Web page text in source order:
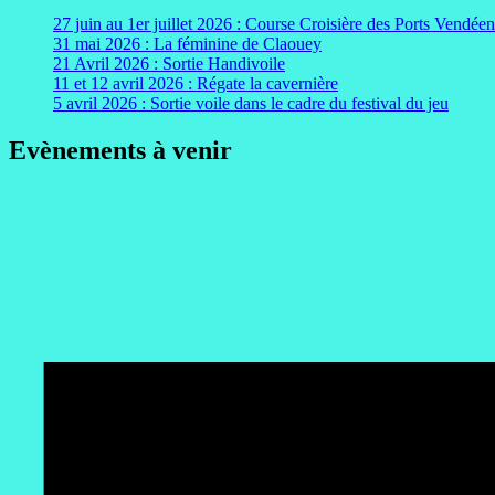
27 juin au 1er juillet 2026 : Course Croisière des Ports
31 mai 2026 : La féminine de Claouey
21 Avril 2026 : Sortie Handivoile
11 et 12 avril 2026 : Régate la cavernière
5 avril 2026 : Sortie voile dans le cadre du festival du jeu
Evènements à venir